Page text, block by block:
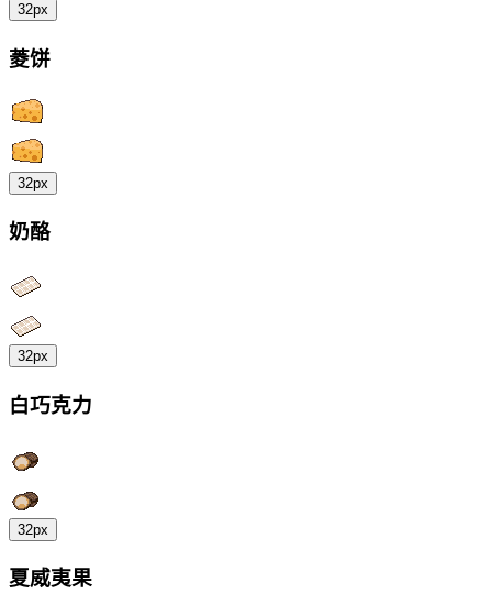
32px
菱饼
32px
奶酪
32px
白巧克力
32px
夏威夷果